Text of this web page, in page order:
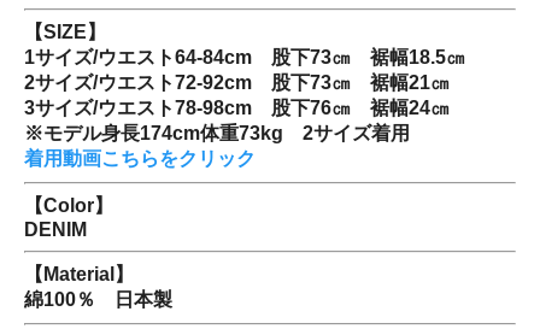
【SIZE】
1サイズ/ウエスト64-84cm 股下73㎝ 裾幅18.5㎝
2サイズ/ウエスト72-92cm 股下73㎝ 裾幅21㎝
3サイズ/ウエスト78-98cm 股下76㎝ 裾幅24㎝
※モデル身長174cm体重73kg 2サイズ着用
着用動画こちらをクリック
【Color】
DENIM
【Material】
綿100％ 日本製